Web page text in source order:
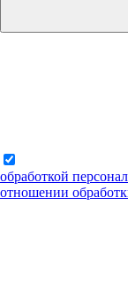
обработкой
отношении